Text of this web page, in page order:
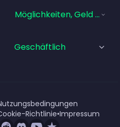
Möglichkeiten, Geld Zu
Geschäftlich
Richtlinie•Impressum